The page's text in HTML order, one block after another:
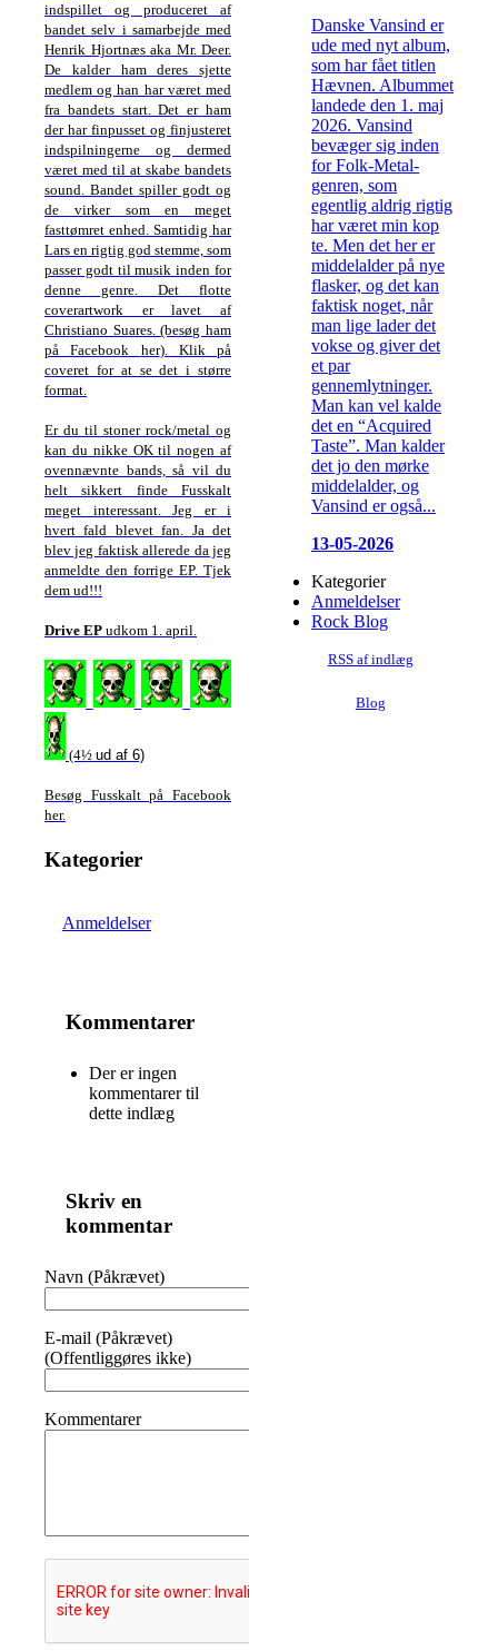
indspillet og produceret af
bandet selv i samarbejde med
Henrik Hjortnæs aka Mr. Deer.
De kalder ham deres sjette
medlem og han har været med
fra bandets start. Det er ham
der har finpusset og finjusteret
indspilningerne og dermed
været med til at skabe bandets
sound. Bandet spiller godt og
de virker som en meget
fasttømret enhed. Samtidig har
Lars en rigtig god stemme, som
passer godt til musik inden for
denne genre. Det flotte
coverartwork er lavet af
Christiano Suares. (besøg ham
på Facebook her). Klik på
coveret for at se det i større
format.
Er du til stoner rock/metal og
kan du nikke OK til nogen af
ovennævnte bands, så vil du
helt sikkert finde Fusskalt
meget interessant. Jeg er i
hvert fald blevet fan. Ja det
blev jeg faktisk allerede da jeg
anmeldte den forrige EP. Tjek
dem ud!!!
Drive EP udkom 1. april.
(4½ ud af 6)
Besøg Fusskalt på Facebook
her.
Kategorier
Anmeldelser
Kommentarer
Der er ingen
kommentarer til
dette indlæg
Skriv en
kommentar
Navn (Påkrævet)
E-mail (Påkrævet)
(Offentliggøres ikke)
Kommentarer
Danske Vansind er
ude med nyt album,
som har fået titlen
Hævnen. Albummet
landede den 1. maj
2026. Vansind
bevæger sig inden
for Folk-Metal-
genren, som
egentlig aldrig rigtig
har været min kop
te. Men det her er
middelalder på nye
flasker, og det kan
faktisk noget, når
man lige lader det
vokse og giver det
et par
gennemlytninger.
Man kan vel kalde
det en “Acquired
Taste”. Man kalder
det jo den mørke
middelalder, og
Vansind er også...
13-05-2026
Kategorier
Anmeldelser
Rock Blog
RSS af indlæg
Blog